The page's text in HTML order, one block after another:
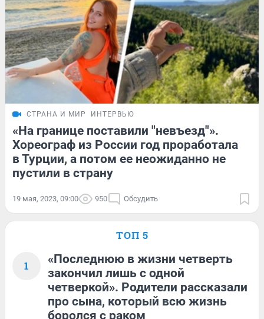
СТРАНА И МИР ИНТЕРВЬЮ
«На границе поставили "невъезд"».
Хореограф из России год проработала
в Турции, а потом ее неожиданно не
пустили в страну
19 мая, 2023, 09:00 950 Обсудить
ТОП 5
1
«Последнюю в жизни четверть
закончил лишь с одной
четверкой». Родители рассказали
про сына, который всю жизнь
боролся с раком